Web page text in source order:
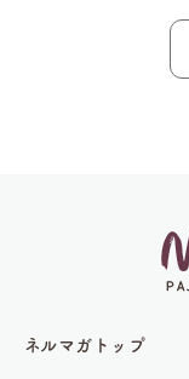
ネルマガトップ